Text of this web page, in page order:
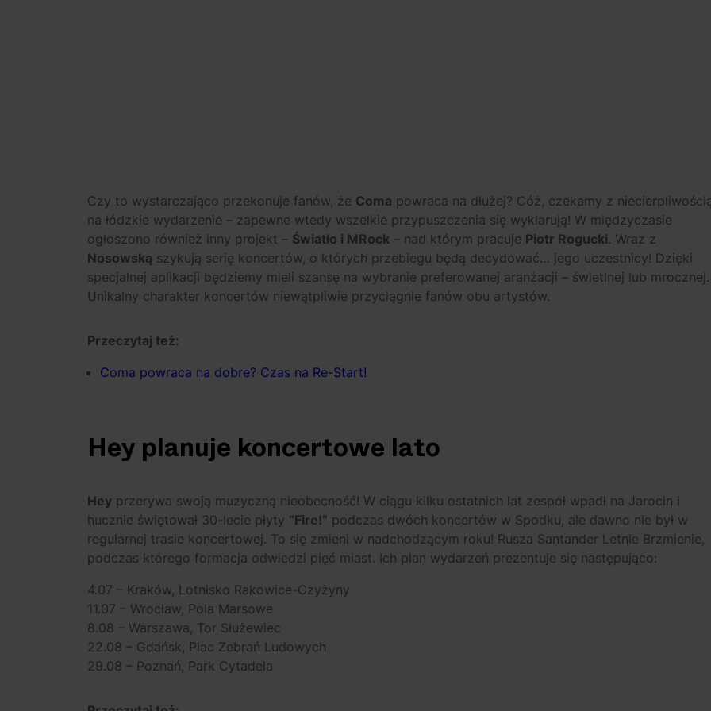
Czy to wystarczająco przekonuje fanów, że Coma powraca na dłużej? Cóż, czekamy z
na łódzkie wydarzenie – zapewne wtedy wszelkie przypuszczenia się wyklarują! W międzyczasie
ogłoszono również inny projekt – Światło i MRock – nad którym pracuje Piotr Rogucki. Wraz z
Nosowską szykują serię koncertów, o których przebiegu będą decydować… jego uczestnicy! Dzięki
specjalnej aplikacji będziemy mieli szansę na wybranie preferowanej aranżacji – świetlnej lub mrocznej.
Unikalny charakter koncertów niewątpliwie przyciągnie fanów obu artystów.
Przeczytaj też:
Coma powraca na dobre? Czas na Re-Start!
Hey planuje koncertowe lato
Hey przerywa swoją muzyczną nieobecność! W ciągu kilku ostatnich lat zespół wpadł na Jarocin i
hucznie świętował 30-lecie płyty “Fire!” podczas dwóch koncertów w Spodku, ale dawno nie był w
regularnej trasie koncertowej. To się zmieni w nadchodzącym roku! Rusza Santander Letnie Brzmienie,
podczas którego formacja odwiedzi pięć miast. Ich plan wydarzeń prezentuje się następująco:
4.07 – Kraków, Lotnisko Rakowice-Czyżyny
11.07 – Wrocław, Pola Marsowe
8.08 – Warszawa, Tor Służewiec
22.08 – Gdańsk, Plac Zebrań Ludowych
29.08 – Poznań, Park Cytadela